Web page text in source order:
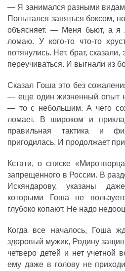
— Я занимался разными
Попытался заняться боксом,
объясняет. — Меня бьют, а
ломаю. У кого-то что-то
потянулись. Нет, брат,
переучиваться. И выгнали из
Сказал Гоша это без
— еще один жизненный опыт
— то с небольшим. А чего
ломает. В широком и
правильная тактика и
пригодилась. И продолжает
Кстати, о списке
запрещенного в России. В
Искяндарову, указаны
которыми Гоша не
глубоко копают. Не надо
Когда все началось, Гоша
здоровый мужик, Родину
четверо детей и нет учетной
ему даже в голову не